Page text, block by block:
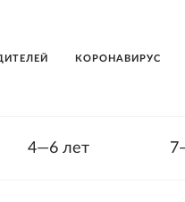
КОРОНАВИРУС
4—6 лет